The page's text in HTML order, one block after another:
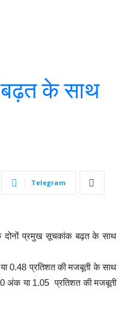
के साथ
Telegram
दोनों प्रमुख सूचकांक बढ़त के साथ
0.48 प्रतिशत की मजबूती के साथ
अंक या 1.05 प्रतिशत की मजबूती